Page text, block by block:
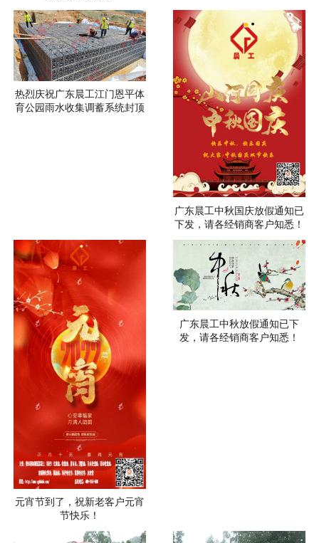
热烈庆祝广东晨工江门恩平体
育公园雨水收集调蓄系统封顶
广东晨工中秋国庆放假通知已
下发，请各经销商客户知悉！
元宵节到了，祝新老客户元宵
节快乐！
广东晨工中秋放假通知已下
发，请各经销商客户知悉！